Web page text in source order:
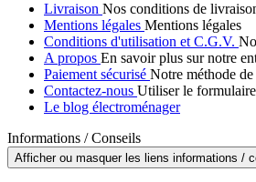
Livraison Nos conditions de
Mentions légales Mentions légales
Conditions d'utilisation et C.G.V.
A propos En savoir plus sur notre
Paiement sécurisé Notre méthode
Contactez-nous Utiliser le
Le blog électroménager
Informations / Conseils
Afficher ou masquer les liens informations /